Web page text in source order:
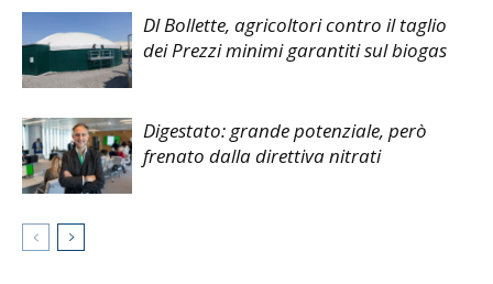
Dl Bollette, agricoltori contro il taglio
dei Prezzi minimi garantiti sul biogas
Digestato: grande potenziale, però
frenato dalla direttiva nitrati